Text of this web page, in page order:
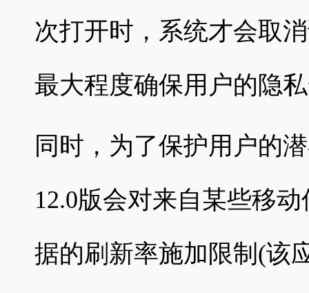
次打开时，系统才会取
最大程度确保用户的隐
同时，为了保护用户的
12.0版会对来自某些移
据的刷新率施加限制(该